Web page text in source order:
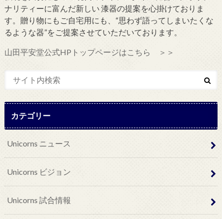
ナリティーに富んだ新しい 漆器の提案を心掛けておりま
す。贈り物にもご自宅用にも、“思わず語ってしまいたくな
るような器”をご提案させていただいております。
山田平安堂公式HPトップページはこちら ＞＞
カテゴリー
Unicorns ニュース
Unicorns ビジョン
Unicorns 試合情報